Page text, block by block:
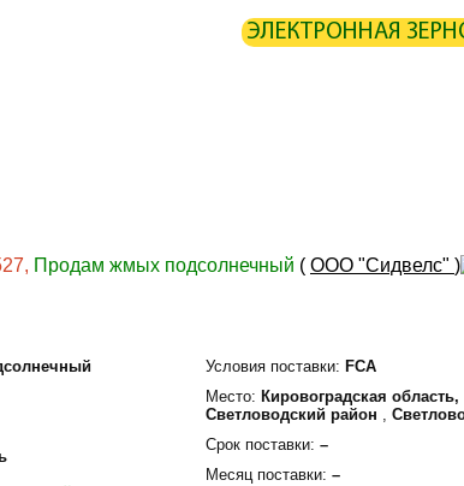
ЭЛЕКТРОННАЯ
Продам жмых подсолнечный ( ООО "Сидвелс" )
Условия поставки: FCA
Место: Кировоградская область,
Светловодский район ,
Срок поставки: –
Месяц поставки: –